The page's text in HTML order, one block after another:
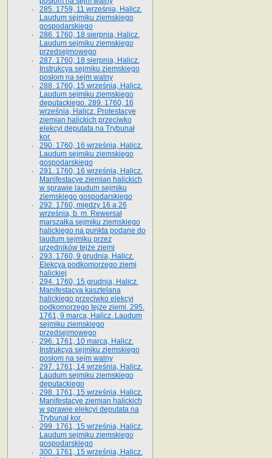
285. 1759, 11 września, Halicz.
Laudum sejmiku ziemskiego
gospodarskiego
286. 1760, 18 sierpnia, Halicz.
Laudum sejmiku ziemskiego
przedsejmowego
287. 1760, 18 sierpnia, Halicz.
Instrukcya sejmiku ziemskiego
posłom na sejm walny
288. 1760, 15 września, Halicz.
Laudum sejmiku ziemskiego
deputackiego. 289. 1760, 16
września, Halicz. Protestacye
ziemian halickich przeciwko
elekcyi deputata na Trybunał
kor.
290. 1760, 16 września, Halicz.
Laudum sejmiku ziemskiego
gospodarskiego
291. 1760, 16 września, Halicz.
Manifestacye ziemian halickich
w sprawie laudum sejmiku
ziemskiego gospodarskiego
292. 1760, między 16 a 26
września, b. m. Rewersał
marszałka sejmiku ziemskiego
halickiego na punkta podane do
laudum sejmiku przez
urzędników tejże ziemi
293. 1760, 9 grudnia, Halicz.
Elekcya podkomorzego ziemi
halickiej
294. 1760, 15 grudnia, Halicz.
Manifestacya kasztelana
halickiego przeciwko elekcyi
podkomorzego tejże ziemi. 295.
1761, 9 marca, Halicz. Laudum
sejmiku ziemskiego
przedsejmowego
296. 1761, 10 marca, Halicz.
Instrukcya sejmiku ziemskiego
posłom na sejm walny
297. 1761, 14 września, Halicz.
Laudum sejmiku ziemskiego
deputackiego
298. 1761, 15 września, Halicz.
Manifestacye ziemian halickich
w sprawie elekcyi deputata na
Trybunał kor.
299. 1761, 15 września, Halicz.
Laudum sejmiku ziemskiego
gospodarskiego
300. 1761, 15 września, Halicz.